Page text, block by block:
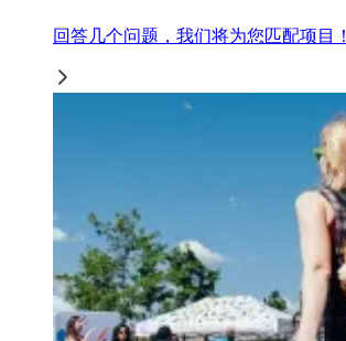
回答几个问题，我们将为您匹配项目！